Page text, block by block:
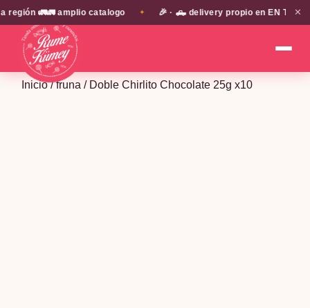
🚛🚛 amplio catalogo ✦ 🎉 · 🛻 delivery propio en EN TODA LA
✕
Inicio/fruna / Doble Chirlito Chocolate 25g x10